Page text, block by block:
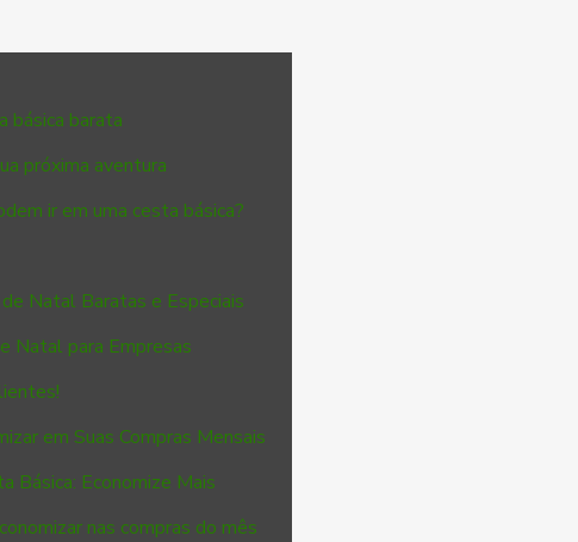
básica barata
próxima aventura
ir em uma cesta básica?
Natal Baratas e Especiais
Natal para Empresas
em Suas Compras Mensais
Básica: Economize Mais
nas compras do mês